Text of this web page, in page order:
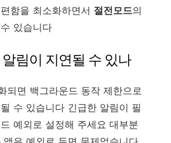
함을 최소화하면서 절전모드의
있습니다
림이 지연될 수 있나
되면 백그라운드 동작 제한으로
수 있습니다 긴급한 알림이 필
예외로 설정해 주세요 대부분